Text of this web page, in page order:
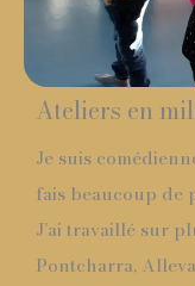
Ateliers en
Je suis
fais beaucoup de
J’ai travaillé sur
Pontcharra,